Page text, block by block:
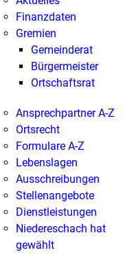
Finanzdaten
Gremien
Gemeinderat
Bürgermeister
Ortschaftsrat
Ansprechpartner A-Z
Ortsrecht
Formulare A-Z
Lebenslagen
Ausschreibungen
Stellenangebote
Dienstleistungen
Niedereschach hat
gewählt